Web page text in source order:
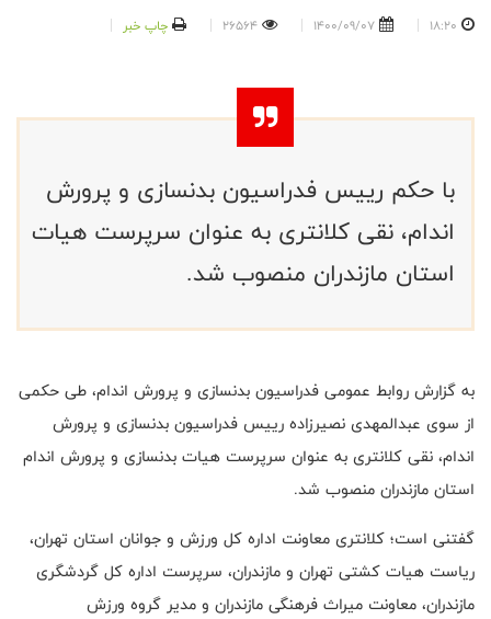
18:20
1400/09/07
26564 چاپ خبر
با حکم رییس فدراسیون بدنسازی و پرورش
اندام، نقی کلانتری به عنوان سرپرست هیات
استان مازندران منصوب شد.
به گزارش روابط عمومی فدراسیون بدنسازی و پرورش اندام، طی حکمی
از سوی عبدالمهدی نصیرزاده رییس فدراسیون بدنسازی و پرورش
اندام، نقی کلانتری به عنوان سرپرست هیات بدنسازی و پرورش اندام
استان مازندران منصوب شد.
گفتنی است؛ کلانتری معاونت اداره کل ورزش و جوانان استان تهران،
ریاست هیات کشتی تهران و مازندران، سرپرست اداره کل گردشگری
مازندران، معاونت میراث فرهنگی مازندران و مدیر گروه ورزش